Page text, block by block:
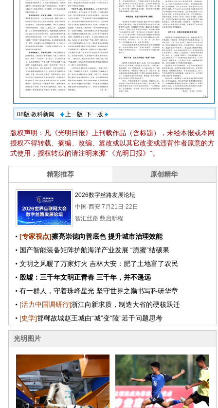
08版:教科新闻 上一版 下一版
版权声明：凡《光明日报》上刊载作品（含标题），未经本报或本网
授权不得转载、摘编、改编、篡改或以其它改变或违背作者原意的方
式使用，授权转载的请注明来源“《光明日报》”。